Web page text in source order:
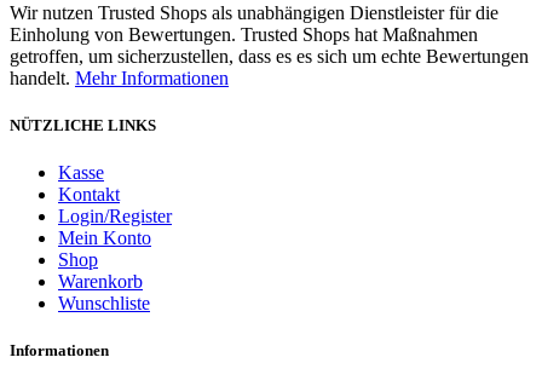
Wir nutzen Trusted Shops als unabhängigen Dienstleister für die
Einholung von Bewertungen. Trusted Shops hat Maßnahmen
getroffen, um sicherzustellen, dass es es sich um echte Bewertungen
handelt. Mehr Informationen
NÜTZLICHE LINKS
Kasse
Kontakt
Login/Register
Mein Konto
Shop
Warenkorb
Wunschliste
Informationen